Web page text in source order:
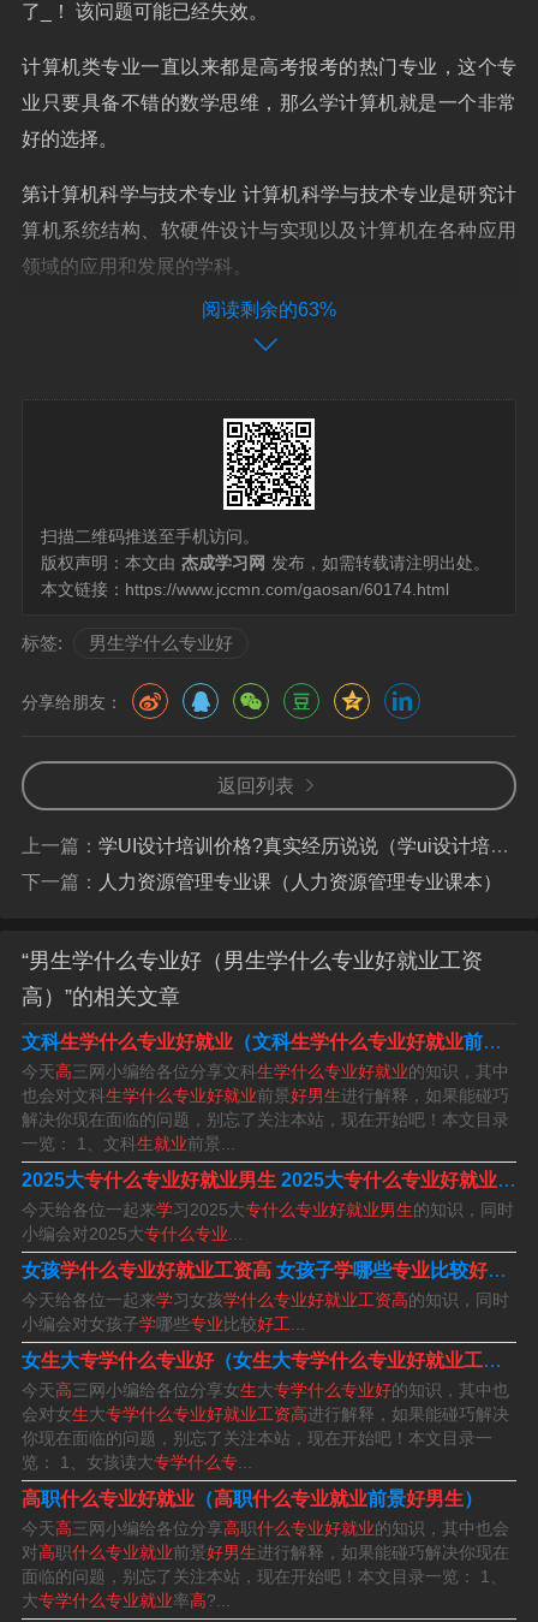
了_！ 该问题可能已经失效。
计算机类专业一直以来都是高考报考的热门专业，这个专
业只要具备不错的数学思维，那么学计算机就是一个非常
好的选择。
第计算机科学与技术专业 计算机科学与技术专业是研究计
算机系统结构、软硬件设计与实现以及计算机在各种应用
领域的应用和发展的学科。
男生专业学什么好
建筑。比如小编的一位同学，去了咱们的巴铁-巴基斯坦干
2、对身体的要求，也就是身体素质一定要好，不能晕血，
要不怕死人，同时不能有色盲和色弱等。如果你具备这些
条件，建议男生学法医学专业，不但好就业，而且薪资也
很高，也是一份很受人尊重的职业。
3、计算机科学与技术 计算机类专业一直以来都是高考报
考的热门专业，这个专业只要具备不错的数学思维，那么
学计算机就是一个非常好的选择。最低做个程序员，也是
非常高薪的职位。
男孩学什么专业好呢?
适合男孩子学的，未来好就业前途光明的专业类型有：计
算机技术专业、电子类专业、汽车销售和汽车制造专业、
医药类专业等。
男孩子选择学什么专业好呢？汽车维修 学汽车维修技术是
有前途赚钱快的一门技术，现代汽车维修服务于千家万
户，面对的是机、电、液一体的高科技集成物，且种类繁
多，技术更新快，对从业人员的要求越来越高。
阅读剩余的63%
扫描二维码推送至手机访问。
版权声明：本文由 杰成学习网 发布，如需转载请注明出处。
本文链接： https://www.jccmn.com/gaosan/60174.html
标签: 男生学什么专业好
分享给朋友：
返回列表
上一篇： 学UI设计培训价格?真实经历说说（学ui设计培训哪个好）
下一篇：
人力资源管理专业课（人力资源管理专业课本）
“男生学什么专业好（男生学什么专业好就业工资
高）”的相关文章
文科生学什么专业好就业 （文科生学什么专业好就业前景
今天高三网小编给各位分享文科生学什么专业好就业的知识，其中
也会对文科生学什么专业好就业前景好男生进行解释，如果能碰巧
解决你现在面临的问题，别忘了关注本站，现在开始吧！本文目录
一览： 1、文科生就业前景...
2025大专什么专业好就业男生 2025大专什么专业好就业男生
今天给各位一起来学习2025大专什么专业好就业男生的知识，同时
小编会对2025大专什么专业
女孩学什么专业好就业工资高 女孩子学哪些专业比较好工资高
今天给各位一起来学习女孩学什么专业好就业工资高的知识，同时
小编会对女孩子学哪些专业比较好工
女生大专学什么专业好（女生大专学什么专业好就业工资高
今天高三网小编给各位分享女生大专学什么专业好的知识，其中也
会对女生大专学什么专业好就业工资高进行解释，如果能碰巧解决
你现在面临的问题，别忘了关注本站，现在开始吧！本文目录一
览： 1、女孩读大专学什么专
高职什么专业好就业 （高职什么专业就业前景好男生）
今天高三网小编给各位分享高职什么专业好就业的知识，其中也会
对高职什么专业就业前景好男生进行解释，如果能碰巧解决你现在
面临的问题，别忘了关注本站，现在开始吧！本文目录一览： 1、
大专学什么专业就业率高?...